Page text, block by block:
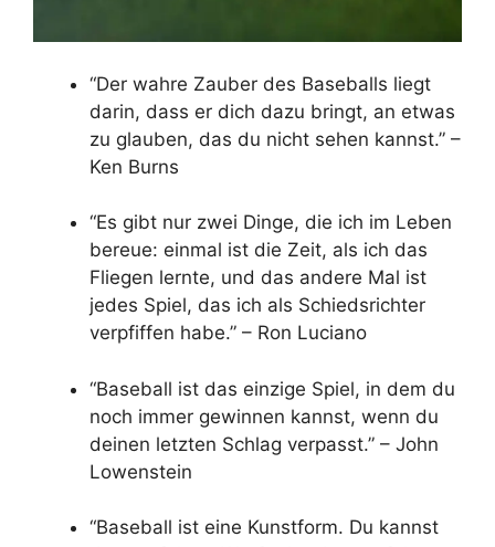
“Der wahre Zauber des Baseballs liegt
darin, dass er dich dazu bringt, an etwas
zu glauben, das du nicht sehen kannst.” –
Ken Burns
“Es gibt nur zwei Dinge, die ich im Leben
bereue: einmal ist die Zeit, als ich das
Fliegen lernte, und das andere Mal ist
jedes Spiel, das ich als Schiedsrichter
verpfiffen habe.” – Ron Luciano
“Baseball ist das einzige Spiel, in dem du
noch immer gewinnen kannst, wenn du
deinen letzten Schlag verpasst.” – John
Lowenstein
“Baseball ist eine Kunstform. Du kannst